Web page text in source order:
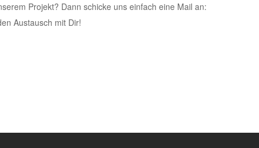
Projekt? Dann schicke uns einfach eine Mail an:
Austausch mit Dir!